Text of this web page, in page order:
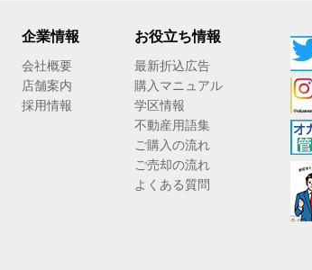
企業情報
会社概要
店舗案内
採用情報
お役立ち情報
最新折込広告
購入マニュアル
学区情報
不動産用語集
ご購入の流れ
ご売却の流れ
よくある質問